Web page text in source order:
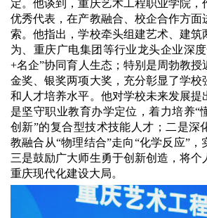
定。他谈到，重庆艺术工程职业学院，
优秀代表，在产教融合、校企合作方面
索。他指出，学校牵头组建艺术、建筑
为、重庆广电集团等行业龙头企业深
+名企”协同育人生态；特别是周勃教授
金奖、银奖两项大奖，充分彰显了学校
和人才培养水平。他对学校未来发展提
是坚守职业教育办学定位，着力培养“
创新”的复合型技术技能人才；二是深
教融合从“物理结合”走向“化学反应”，
三是鼓励广大师生勇于创新创造，将个
重庆现代化建设大局。